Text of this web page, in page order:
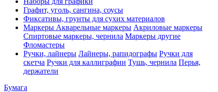
Графит, уголь, сангина, соусы
Фиксативы, грунты для сухих материалов
Маркеры Акварельные маркеры Акриловые маркеры
Спиртовые маркеры, чернила Маркеры другие
Фломастеры
Ручки, лайнеры Лайнеры, рапидографы Ручки для
скетча Ручки для каллиграфии Тушь, чернила Перья,
держатели
Бумага